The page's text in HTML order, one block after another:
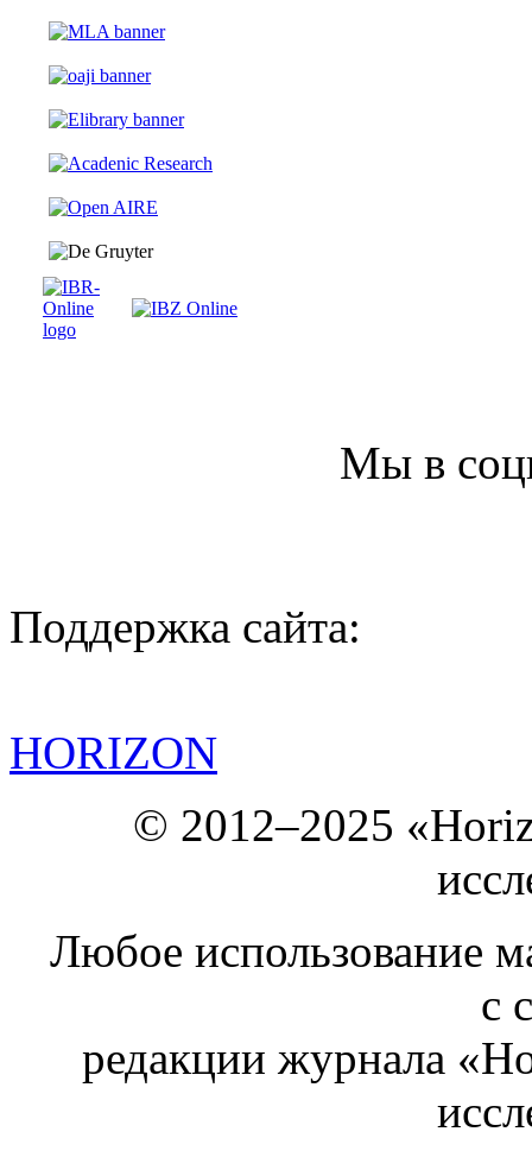
Мы в
Поддержка сайта:
HORIZON
© 2012–2025
Любое использование
с
редакции журнала